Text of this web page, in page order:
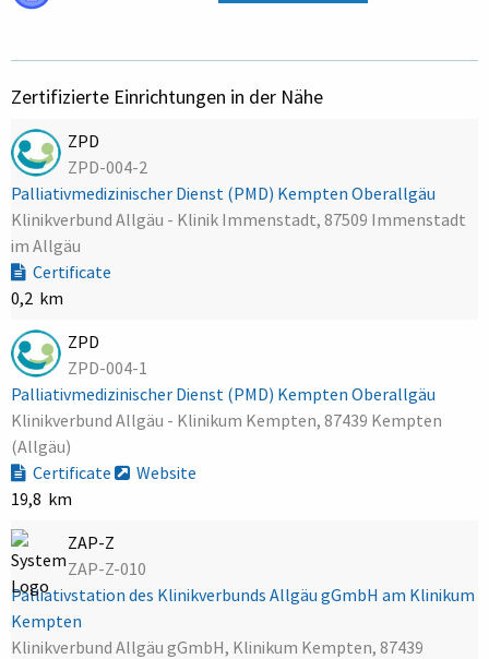
Zertifizierte Einrichtungen in der Nähe
ZPD
ZPD-004-2
Palliativmedizinischer Dienst (PMD) Kempten Oberallgäu
Klinikverbund Allgäu - Klinik Immenstadt, 87509 Immenstadt
im Allgäu
Certificate
0,2 km
ZPD
ZPD-004-1
Palliativmedizinischer Dienst (PMD) Kempten Oberallgäu
Klinikverbund Allgäu - Klinikum Kempten, 87439 Kempten
(Allgäu)
Certificate
Website
19,8 km
ZAP-Z
ZAP-Z-010
Palliativstation des Klinikverbunds Allgäu gGmbH am Klinikum
Kempten
Klinikverbund Allgäu gGmbH, Klinikum Kempten, 87439